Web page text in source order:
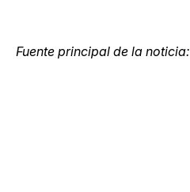
Fuente principal de la noticia: